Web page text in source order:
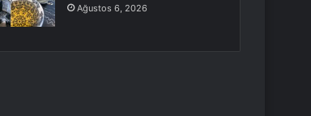
Ağustos 6, 2026